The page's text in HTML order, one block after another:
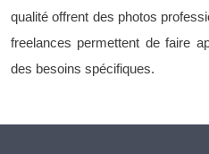
qualité offrent des photos
freelances permettent de faire
des besoins spécifiques.